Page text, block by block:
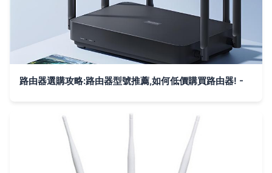
路由器選購攻略:路由器型號推薦,如何低價購買路由器! -